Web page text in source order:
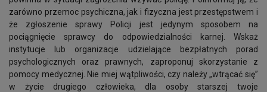
zarówno przemoc psychiczna, jak i fizyczna jest przestępstwem i
że zgłoszenie sprawy Policji jest jedynym sposobem na
pociągnięcie sprawcy do odpowiedzialności karnej. Wskaż
instytucje lub organizacje udzielające bezpłatnych porad
psychologicznych oraz prawnych, zaproponuj skorzystanie z
pomocy medycznej. Nie miej wątpliwości, czy należy „wtrącać się”
w życie drugiego człowieka, dla osoby starszej twoje